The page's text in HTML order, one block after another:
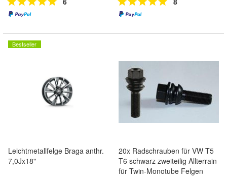
Bestseller
Leichtmetallfelge Braga anthr.
7,0Jx18"
20x Radschrauben für VW T5
T6 schwarz zweiteilig Allterrain
für Twin-Monotube Felgen